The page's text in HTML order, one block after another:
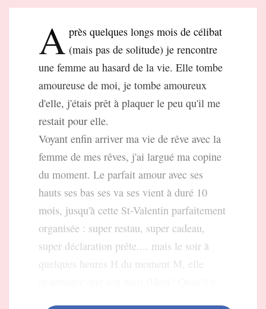
A près quelques longs mois de célibat
(mais pas de solitude) je rencontre
une femme au hasard de la vie. Elle tombe
amoureuse de moi, je tombe amoureux
d'elle, j'étais prêt à plaquer le peu qu'il me
restait pour elle.
Voyant enfin arriver ma vie de rêve avec la
femme de mes rêves, j'ai largué ma copine
du moment. Le parfait amour avec ses
hauts ses bas ses va ses vient à duré 10
mois, jusqu'à cette St-Valentin parfaitement
organisée : super restau, super cadeau,
super déclaration prête.... mais le soir à
quelques heures H du moment M, elle